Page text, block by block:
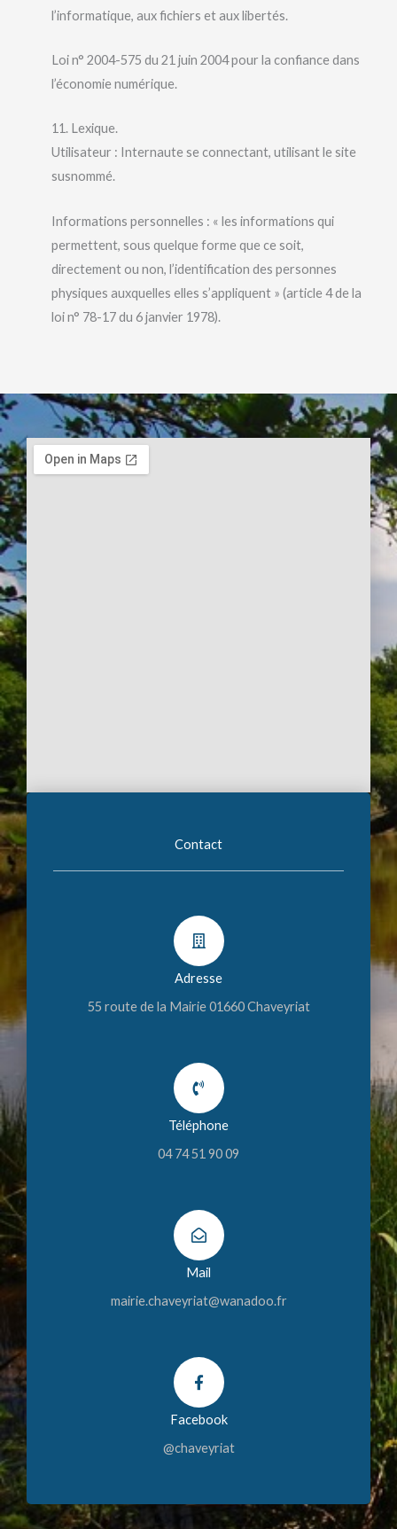
l’informatique, aux fichiers et aux libertés.
Loi n° 2004-575 du 21 juin 2004 pour la confiance dans
l’économie numérique.
11. Lexique.
Utilisateur : Internaute se connectant, utilisant le site
susnommé.
Informations personnelles : « les informations qui
permettent, sous quelque forme que ce soit,
directement ou non, l’identification des personnes
physiques auxquelles elles s’appliquent » (article 4 de la
loi n° 78-17 du 6 janvier 1978).
Contact
Adresse
55 route de la Mairie 01660 Chaveyriat
Téléphone
04 74 51 90 09
Mail
mairie.chaveyriat@wanadoo.fr
Facebook
@chaveyriat